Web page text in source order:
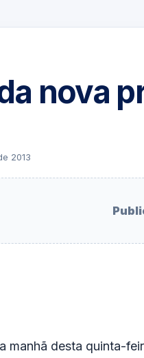
nova
2013
manhã desta quinta-